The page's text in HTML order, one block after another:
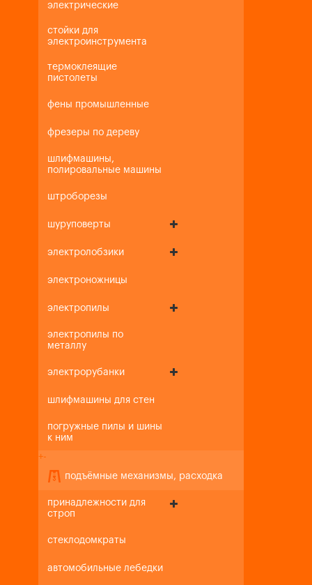
электрические
стойки для
электроинструмента
термоклеящие
пистолеты
фены промышленные
фрезеры по дереву
шлифмашины,
полировальные машины
штроборезы
шуруповерты
электролобзики
электроножницы
электропилы
электропилы по
металлу
электрорубанки
шлифмашины для стен
погружные пилы и шины
к ним
+-
подъёмные механизмы, расходка
принадлежности для
строп
стеклодомкраты
автомобильные лебедки